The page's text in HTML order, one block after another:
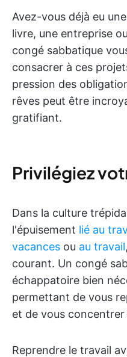
Avez-vous déjà eu
livre, une entreprise
congé sabbatique
consacrer à ces
pression des
rêves peut être
gratifiant.
Privilégiez
Dans la culture
l'épuisement lié au
vacances ou au travail
courant. Un congé
échappatoire bien
permettant de vous
et de vous
Reprendre le travail